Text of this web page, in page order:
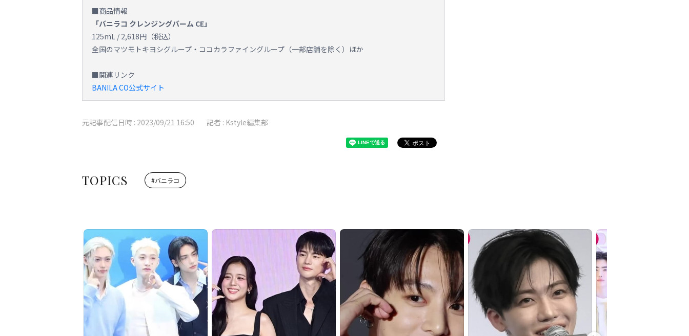
■商品情報
「バニラコ クレンジングバーム CE」
125mL / 2,618円（税込）
全国のマツモトキヨシグループ・ココカラファイングループ（一部店舗を除く）ほか
■関連リンク
BANILA CO公式サイト
元記事配信日時 : 2023/09/21 16:50 記者 : Kstyle編集部
TOPICS #バニラコ